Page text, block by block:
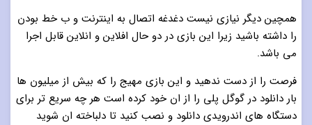
همچین دیگر نیازی نیست دغدغه اتصال به اینترنت و ب خط بودن
را داشته باشید زیرا این بازی در دو حال افلاین و انلاین قابل اجرا
می باشد.
فرصت را از دست ندهید و این بازی مهیج را که بیش از میلیون ها
بار دانلود در گوگل پلی را از ان خود کرده است هر چه سریع تر برای
دستگاه های اندرویدی دانلود و نصب کنید تا دلباخته ان شوید